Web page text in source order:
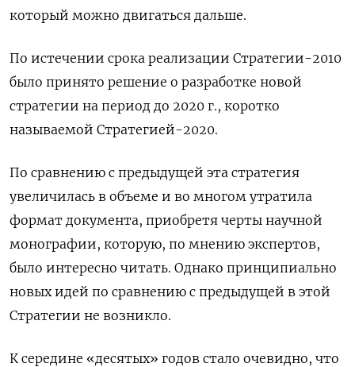
который можно двигаться дальше.
По истечении срока реализации Стратегии-2010
было принято решение о разработке новой
стратегии на период до 2020 г., коротко
называемой Стратегией-2020.
По сравнению с предыдущей эта стратегия
увеличилась в объеме и во многом утратила
формат документа, приобретя черты научной
монографии, которую, по мнению экспертов,
было интересно читать. Однако принципиально
новых идей по сравнению с предыдущей в этой
Стратегии не возникло.
К середине «десятых» годов стало очевидно, что